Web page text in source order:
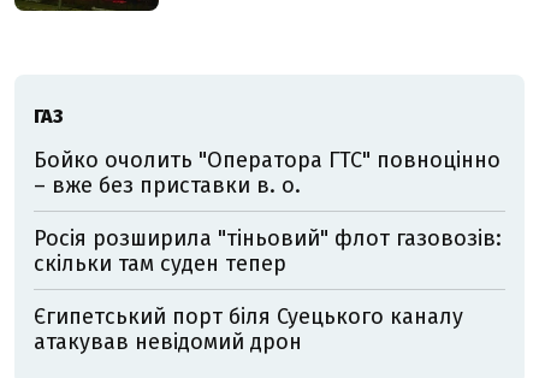
ГАЗ
Бойко очолить "Оператора ГТС" повноцінно
– вже без приставки в. о.
Росія розширила "тіньовий" флот газовозів:
скільки там суден тепер
Єгипетський порт біля Суецького каналу
атакував невідомий дрон